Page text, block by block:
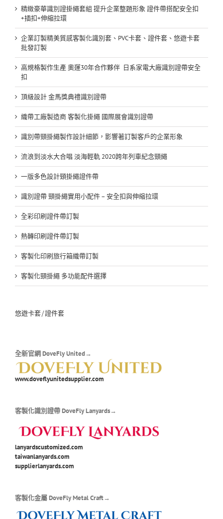
精緻豪華識別證掛繩套組 提升企業整題形象 證件帶搭配安全扣
+插扣+伸縮拉環
企業訂製精美質感客製化識別套、PVC卡套、證件套、悠遊卡套
批發訂製
高規格製作生產 奧運30年合作夥伴 日系家電大廠識別證帶安全
扣
頂級設計 金馬獎典禮識別證帶
織帶工廠製造商 客製化掛繩 國際展會識別證帶
識別帶頸掛繩製作設計細節，影響著訂製客戶的企業形象
流浪到淡水大合唱 淡海輕軌 2020跨年列車紀念頸繩
一版多色設計頸掛繩證件帶
識別證帶 頸掛繩實用小配件 – 安全扣與伸縮拉環
全彩印刷證件帶訂製
熱轉印刷證件帶訂製
客製化印刷旅行箱織帶訂製
客製化頸掛繩 多功能配件選擇
悠遊卡套/證件套
全新官網 DoveFly United→
www.doveflyunitedsupplier.com
客製化識別證帶 DoveFly Lanyards→
lanyardscustomized.com
taiwanlanyards.com
supplierlanyards.com
客製化金屬 DoveFly Metal Craft→